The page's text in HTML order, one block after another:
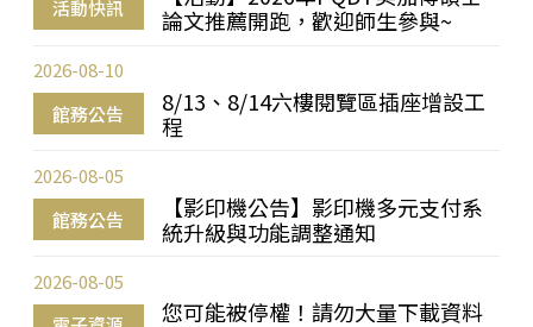
活動快訊
論文推薦開跑，歡迎師生參與~
館務公告
8/13、8/14六樓閱覽區插座增設工
程
2026-08-10
館務公告
【影印機公告】影印機多元支付系
統升級與功能調整通知
2026-08-05
您可能被停權！請勿大量下載資料
2026-08-05